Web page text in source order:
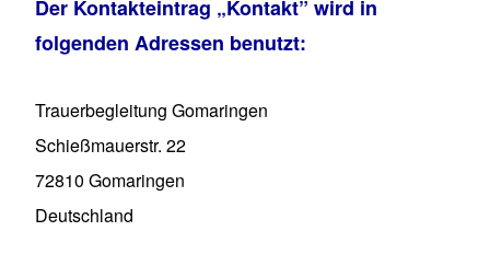
Der Kontakteintrag „Kontakt” wird in
folgenden Adressen benutzt:
Trauerbegleitung Gomaringen
Schießmauerstr. 22
72810 Gomaringen
Deutschland